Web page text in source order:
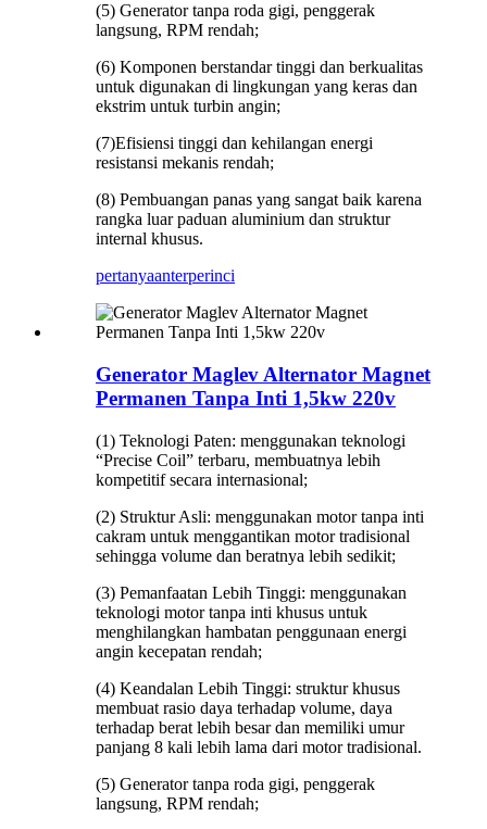
(5) Generator tanpa roda gigi, penggerak
langsung, RPM rendah;
(6) Komponen berstandar tinggi dan berkualitas
untuk digunakan di lingkungan yang keras dan
ekstrim untuk turbin angin;
(7)Efisiensi tinggi dan kehilangan energi
resistansi mekanis rendah;
(8) Pembuangan panas yang sangat baik karena
rangka luar paduan aluminium dan struktur
internal khusus.
pertanyaanterperinci
Generator Maglev Alternator Magnet
Permanen Tanpa Inti 1,5kw 220v
(1) Teknologi Paten: menggunakan teknologi
“Precise Coil” terbaru, membuatnya lebih
kompetitif secara internasional;
(2) Struktur Asli: menggunakan motor tanpa inti
cakram untuk menggantikan motor tradisional
sehingga volume dan beratnya lebih sedikit;
(3) Pemanfaatan Lebih Tinggi: menggunakan
teknologi motor tanpa inti khusus untuk
menghilangkan hambatan penggunaan energi
angin kecepatan rendah;
(4) Keandalan Lebih Tinggi: struktur khusus
membuat rasio daya terhadap volume, daya
terhadap berat lebih besar dan memiliki umur
panjang 8 kali lebih lama dari motor tradisional.
(5) Generator tanpa roda gigi, penggerak
langsung, RPM rendah;